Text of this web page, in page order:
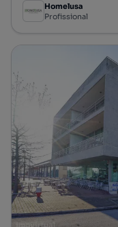
Homelusa
Profissional